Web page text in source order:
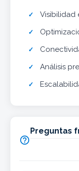
Visibilidad
Análisis

Preguntas